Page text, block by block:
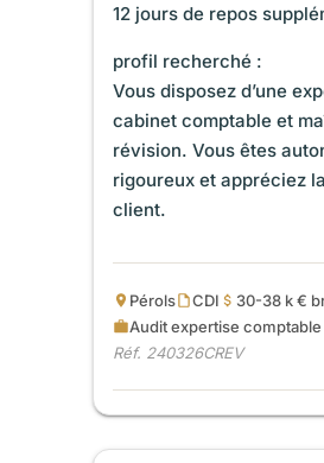
12 jours de repos
profil recherché :
Vous disposez d’une
cabinet comptable et
révision. Vous êtes
rigoureux et appréciez
client.
Pérols CDI
30-38 k €
Audit expertise
Réf. 240326CREV